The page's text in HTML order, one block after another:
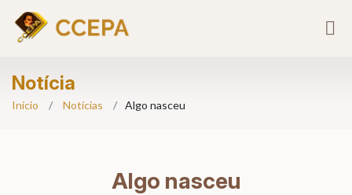
Notícia
Início Notícias Algo nasceu
Algo nasceu